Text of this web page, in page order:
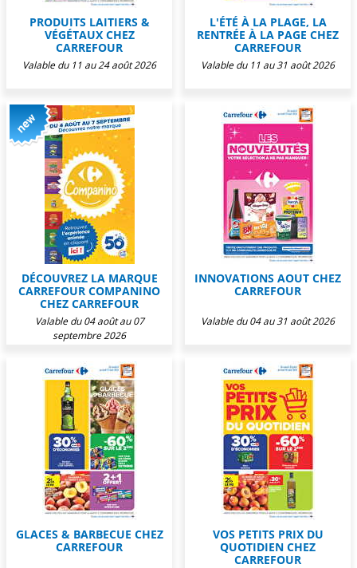
PRODUITS LAITIERS &
VÉGÉTAUX CHEZ
CARREFOUR
Valable du 11 au 24 août 2026
L'ÉTÉ À LA PLAGE, LA
RENTRÉE À LA PAGE CHEZ
CARREFOUR
Valable du 11 au 31 août 2026
DÉCOUVREZ LA MARQUE
CARREFOUR COMPANINO
CHEZ CARREFOUR
Valable du 04 août au 07
septembre 2026
INNOVATIONS AOUT CHEZ
CARREFOUR
Valable du 04 au 31 août 2026
GLACES & BARBECUE CHEZ
CARREFOUR
VOS PETITS PRIX DU
QUOTIDIEN CHEZ
CARREFOUR